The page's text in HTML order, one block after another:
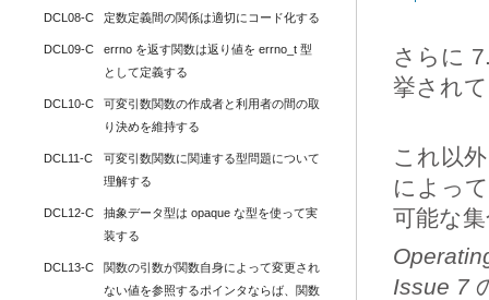
さらに
挙され
これ以
によっ
可能な
Issue 7
DCL08-C 定数定義間の関係は適切にコード化する
DCL09-C
errno を返す関数は返り値を errno_t 型
として定義する
DCL10-C
可変引数関数の作成者と利用者の間の取
り決めを維持する
DCL11-C
可変引数関数に関連する型問題について
理解する
DCL12-C
抽象データ型は opaque な型を使って実
装する
DCL13-C
関数の引数が関数自身によって変更され
ない値を参照するポインタならば、関数